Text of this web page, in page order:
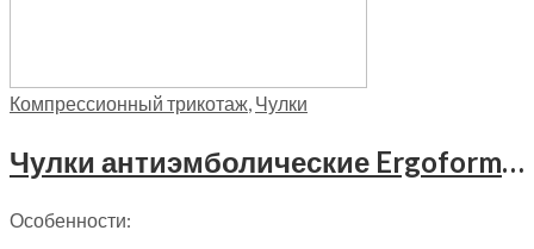
Компрессионный трикотаж Чулки
Чулки антиэмболические Ergoforma, 1 класс компрессии, 217
Особенности: